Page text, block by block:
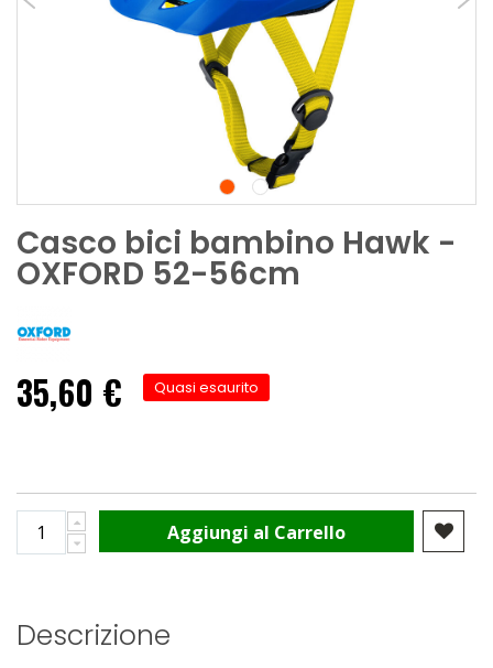
Casco bici bambino Hawk -
OXFORD 52-56cm
35,60 € Quasi esaurito
Aggiungi al Carrello
Descrizione